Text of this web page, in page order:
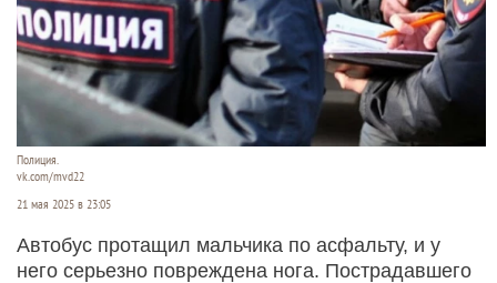
Полиция.
vk.com/mvd22
21 мая 2025 в 23:05
Автобус протащил мальчика по асфальту, и у
него серьезно повреждена нога. Пострадавшего